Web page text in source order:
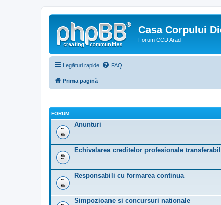
Casa Corpului
Forum CCD Arad
Legături rapide FAQ
Prima pagină
FORUM
Anunturi
Echivalarea creditelor profesionale
Responsabili cu formarea continua
Simpozioane si concursuri nationale